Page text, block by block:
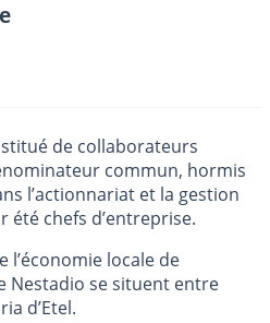
de collaborateurs
commun, hormis
l’actionnariat et la gestion
été chefs d’entreprise.
l’économie locale de
Nestadio se situent entre
d’Etel.